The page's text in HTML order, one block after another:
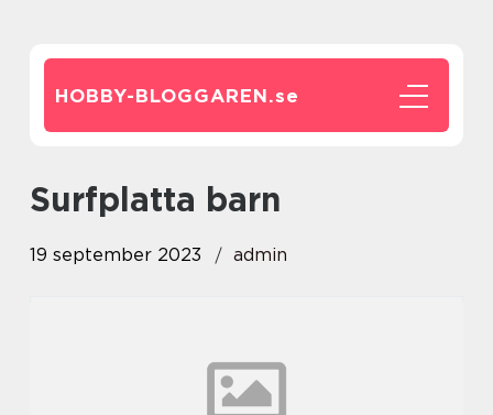
HOBBY-BLOGGAREN.se
surfplatta barn
19 september 2023 admin